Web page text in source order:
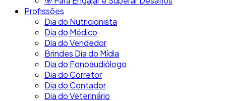
Profissões
Dia do Nutricionista
Dia do Médico
Dia do Vendedor
Brindes Dia do Mídia
Dia do Fonoaudiólogo
Dia do Corretor
Dia do Contador
Dia do Veterinário